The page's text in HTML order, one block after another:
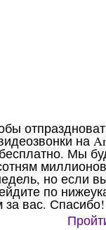
на
Мы
но если
по
вас. Спасибо!